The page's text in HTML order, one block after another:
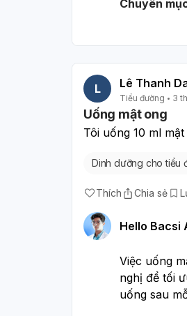
Tuyệt
đường.
Theo dõi
ngày để
Biến
các biến
mắt.
hưởng
cho mẹ
bão hòa.
Vận
khỏe như
Kiểm
Chuyên
L Lê Thanh
Tiểu đường 3
Uống mật ong
Tôi uống 10 ml
Dinh dưỡng cho tiểu
Thích Chia sẻ
Hello Bacsi
Việc uống
nghị để tối
uống sau